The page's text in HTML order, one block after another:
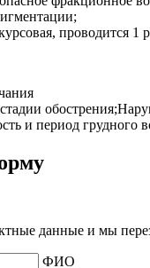
проводится 1
и период грудного
данные и мы
ФИО